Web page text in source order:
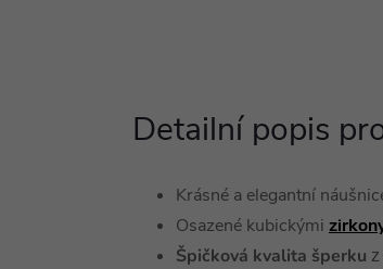
Detailní popis
Krásné a elegantní
Osazené kubickými
Špičková kvalita šperku z